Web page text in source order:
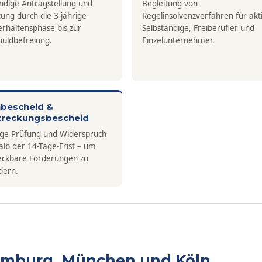
Antragstellung und
durch die 3-jährige
bis zur
Begleitung von
Regelinsolvenzverfahren für
Selbständige, Freiberufler und
Einzelunternehmer.
&
Prüfung und Widerspruch
der 14-Tage-Frist – um
Forderungen zu